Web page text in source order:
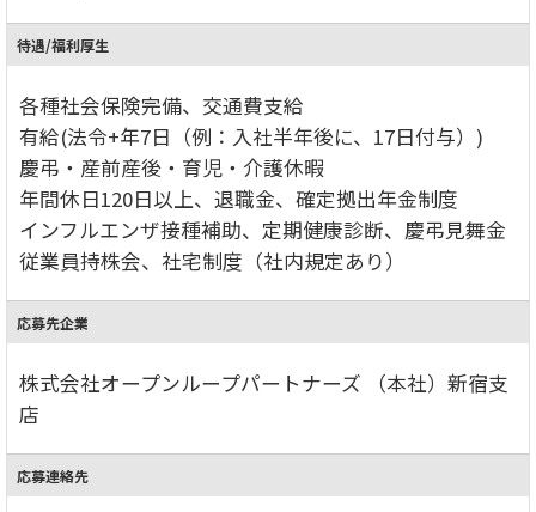
待遇/福利厚生
各種社会保険完備、交通費支給
有給(法令+年7日（例：入社半年後に、17日付与）)
慶弔・産前産後・育児・介護休暇
年間休日120日以上、退職金、確定拠出年金制度
インフルエンザ接種補助、定期健康診断、慶弔見舞金
従業員持株会、社宅制度（社内規定あり）
応募先企業
株式会社オープンループパートナーズ （本社）新宿支
店
応募連絡先